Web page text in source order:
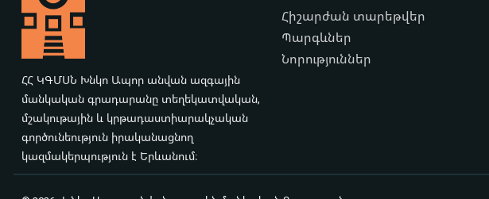
ՀՀ ԿԳՄՍՆ Խնկո Ապոր անվան ազգային
մանկական գրադարանը տեղեկատվական,
մշակութային և կրթադաստիարակչական
գործունեություն իրականացնող
կազմակերպություն է Երևանում։
Հիշարժան տարեթվեր
Պարգևներ
Նորություններ